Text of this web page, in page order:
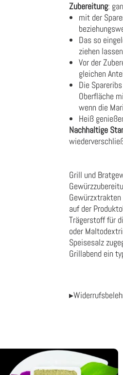
Zubereitung:
mit der
Das so
ziehen
Vor der
gleichen
Die
Oberfläche
wenn die
Heiß
Nachhaltige
Grill und
auf der
Trägerstoff für
oder
Speisesalz
Grillabend ein